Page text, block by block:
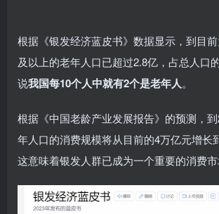
根据《银发经济蓝皮书》数据显示，到目
及以上的老年人口已超过2.8亿，占总人口
说我国每10个人中就有2个是老年人。
根据《中国老龄产业发展报告》的预测，
年人口的消费规模将从目前的4万亿元增长
这意味着银发人群已成为一个重要的消费市